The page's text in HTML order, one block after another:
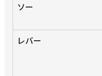
ソー
レバー